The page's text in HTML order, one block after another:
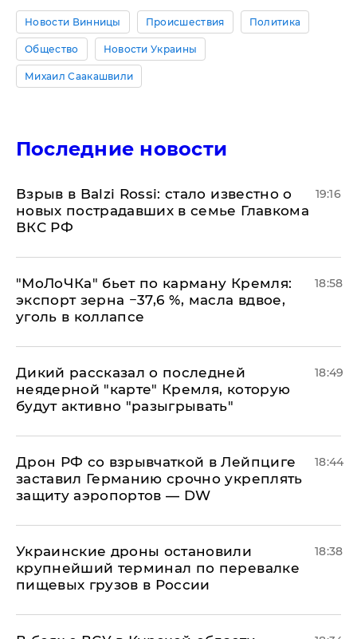
Новости Винницы Происшествия Политика
Общество Новости Украины
Михаил Саакашвили
Последние новости
Взрыв в Balzi Rossi: стало известно о
новых пострадавших в семье Главкома
ВКС РФ
19:16
​"МоЛоЧКа" бьет по карману Кремля:
экспорт зерна −37,6 %, масла вдвое,
уголь в коллапсе
18:58
Дикий рассказал о последней
неядерной "карте" Кремля, которую
будут активно "разыгрывать"
18:49
​Дрон РФ со взрывчаткой в Лейпциге
заставил Германию срочно укреплять
защиту аэропортов — DW
18:44
Украинские дроны остановили
крупнейший терминал по перевалке
пищевых грузов в России
18:38